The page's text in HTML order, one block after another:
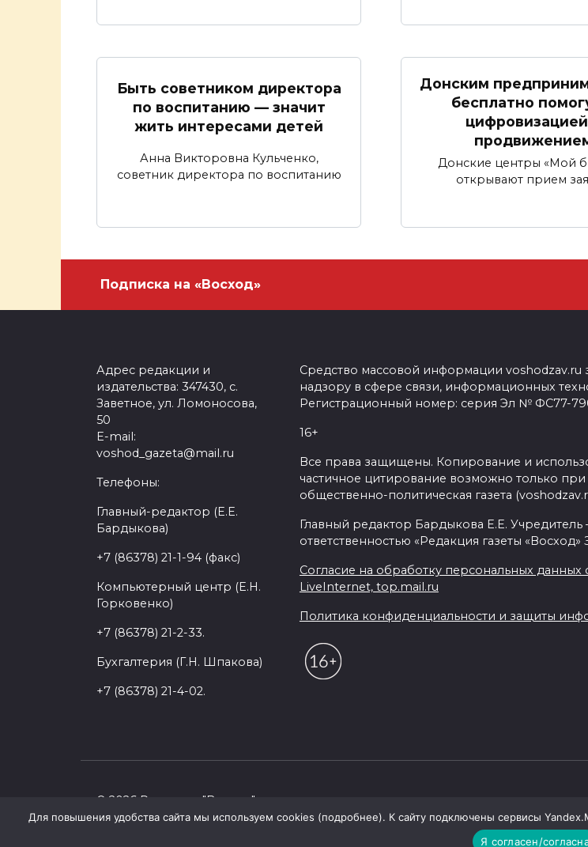
Быть советником директора
по воспитанию — значит
жить интересами детей
Анна Викторовна Кульченко,
советник директора по воспитанию
Донским
бесплатно
Донские центры «Мой
открывают прием
Подписка на «Восход»
Адрес редакции и
издательства: 347430, с.
Заветное, ул. Ломоносова,
50
E-mail:
voshod_gazeta@mail.ru
Телефоны:
Главный-редактор (Е.Е.
Бардыкова)
+7 (86378) 21-1-94 (факс)
Компьютерный центр (Е.Н.
Горковенко)
+7 (86378) 21-2-33.
Бухгалтерия (Г.Н. Шпакова)
+7 (86378) 21-4-02.
Средство массовой информации
надзору в сфере связи, информационных
Регистрационный номер: серия Эл № ФС77-
16+
Все права защищены. Копирование и
частичное цитирование возможно только
общественно-политическая газета
Главный редактор Бардыкова Е.Е.
ответственностью «Редакция газеты «Восход»
Согласие на обработку персональных
LiveInternet, top.mail.ru
Политика конфиденциальности и защиты
© 2026 Редакция "Восход"
Для повышения удобства сайта мы используем cookies (подробнее). К сайту подключены сервисы
Я согласен/